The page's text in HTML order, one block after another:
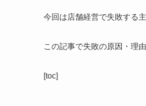
今回は店舗経営で失敗する
この記事で失敗の原因・理
[toc]